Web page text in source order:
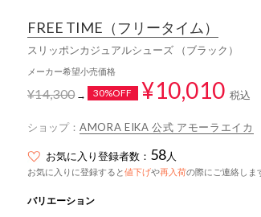
FREE TIME （フリータイム）
スリッポンカジュアルシューズ （ブラック）
メーカー希望小売価格
¥14,300→ 30%OFF ¥10,010 税込
ショップ： AMORA EIKA 公式 アモーラエイカ
お気に入り登録者数： 58人
お気に入りに登録すると値下げや再入荷の際にご連絡しま
バリエーション